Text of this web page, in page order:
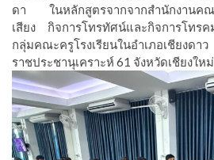
ดา ในหลักสูตรจากจากสำนักงานคณ
เสียง กิจการโทรทัศน์และกิจการโทร
กลุ่มคณะครูโรงเรียนในอำเภอเชียงด
ราชประชานุเคราะห์ 61 จังหวัดเชียงใหม่